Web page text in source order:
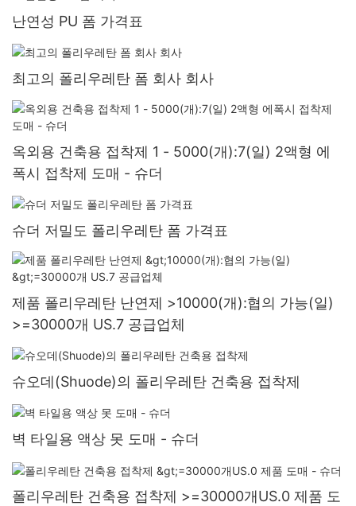
난연성 PU 폼 가격표
최고의 폴리우레탄 폼 회사 회사
옥외용 건축용 접착제 1 - 5000(개):7(일) 2액형 에
폭시 접착제 도매 - 슈더
슈더 저밀도 폴리우레탄 폼 가격표
제품 폴리우레탄 난연제 >10000(개):협의 가능(일)
>=30000개 US.7 공급업체
슈오데(Shuode)의 폴리우레탄 건축용 접착제
벽 타일용 액상 못 도매 - 슈더
폴리우레탄 건축용 접착제 >=30000개US.0 제품 도